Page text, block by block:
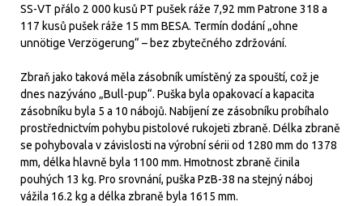
SS-VT přálo 2 000 kusů PT pušek ráže 7,92 mm Patrone 318 a
117 kusů pušek ráže 15 mm BESA. Termín dodání „ohne
unnötige Verzögerung“ – bez zbytečného zdržování.
Zbraň jako taková měla zásobník umístěný za spouští, což je
dnes nazýváno „Bull-pup“. Puška byla opakovací a kapacita
zásobníku byla 5 a 10 nábojů. Nabíjení ze zásobníku probíhalo
prostřednictvím pohybu pistolové rukojeti zbraně. Délka zbraně
se pohybovala v závislosti na výrobní sérii od 1280 mm do 1378
mm, délka hlavně byla 1100 mm. Hmotnost zbraně činila
pouhých 13 kg. Pro srovnání, puška PzB-38 na stejný náboj
vážila 16.2 kg a délka zbraně byla 1615 mm.